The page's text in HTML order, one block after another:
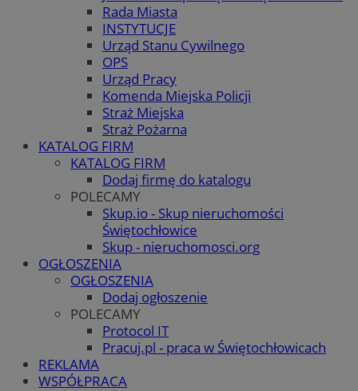
Rada Miasta
INSTYTUCJE
Urząd Stanu Cywilnego
OPS
Urząd Pracy
Komenda Miejska Policji
Straż Miejska
Straż Pożarna
KATALOG FIRM
KATALOG FIRM
Dodaj firmę do katalogu
POLECAMY
Skup.io - Skup nieruchomości
Świętochłowice
Skup - nieruchomosci.org
OGŁOSZENIA
OGŁOSZENIA
Dodaj ogłoszenie
POLECAMY
Protocol IT
Pracuj.pl - praca w Świętochłowicach
REKLAMA
WSPÓŁPRACA